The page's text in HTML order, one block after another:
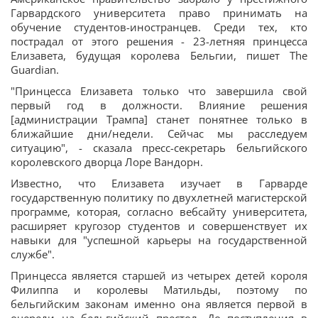
Гарвардского университета право принимать на
обучение студентов-иностранцев. Среди тех, кто
пострадал от этого решения - 23-летняя принцесса
Елизавета, будущая королева Бельгии, пишет The
Guardian.
"Принцесса Елизавета только что завершила свой
первый год в должности. Влияние решения
[администрации Трампа] станет понятнее только в
ближайшие дни/недели. Сейчас мы расследуем
ситуацию", - сказала пресс-секретарь бельгийского
королевского дворца Лоре Вандорн.
Известно, что Елизавета изучает в Гарварде
государственную политику по двухлетней магистерской
программе, которая, согласно вебсайту университета,
расширяет кругозор студентов и совершенствует их
навыки для "успешной карьеры на государственной
службе".
Принцесса является старшей из четырех детей короля
Филиппа и королевы Матильды, поэтому по
бельгийским законам именно она является первой в